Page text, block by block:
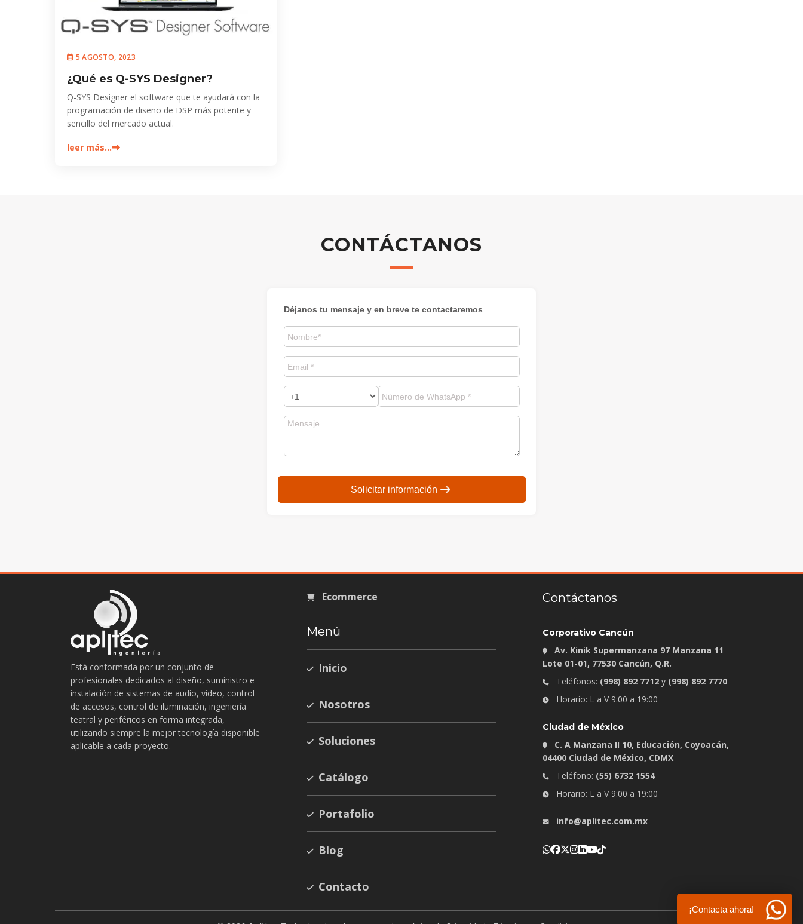
5 AGOSTO, 2023
¿Qué es Q-SYS Designer?
Q-SYS Designer el software que te ayudará con la
programación de diseño de DSP más potente y
sencillo del mercado actual.
leer más…
CONTÁCTANOS
Déjanos tu mensaje y en breve te contactaremos
Solicitar información
Está conformada por un conjunto de
profesionales dedicados al diseño, suministro e
instalación de sistemas de audio, video, control
de accesos, control de iluminación, ingeniería
teatral y periféricos en forma integrada,
utilizando siempre la mejor tecnología disponible
aplicable a cada proyecto.
Ecommerce
Menú
Inicio
Nosotros
Soluciones
Catálogo
Portafolio
Blog
Contacto
Contáctanos
Corporativo Cancún
Av. Kinik Supermanzana 97 Manzana 11
Lote 01-01, 77530 Cancún, Q.R.
Teléfonos: (998) 892 7712y (998) 892 7770
Horario: L a V 9:00 a 19:00
Ciudad de México
C. A Manzana II 10, Educación, Coyoacán,
04400 Ciudad de México, CDMX
Teléfono: (55) 6732 1554
Horario: L a V 9:00 a 19:00
info@aplitec.com.mx
¡Contacta ahora!